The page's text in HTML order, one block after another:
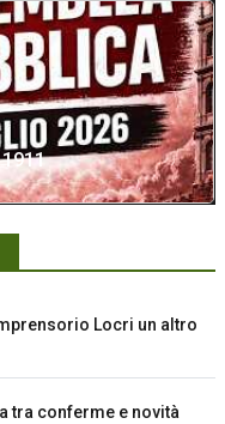
Locri un altro
tra conferme e novità